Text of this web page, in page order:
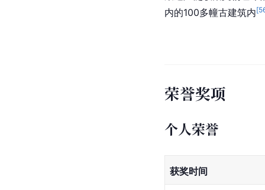
内的100多幢古建筑内[
荣誉奖项
个人荣誉
获奖时间